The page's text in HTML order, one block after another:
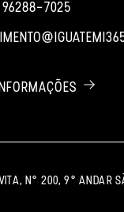
96288-7025
Nº 200, 9º ANDAR